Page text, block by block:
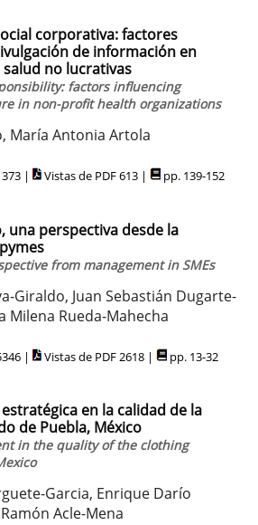
corporativa: factores
de información en
no lucrativas
factors influencing
in non-profit health organizations
María Antonia Artola
| Vistas de PDF 613 | pp. 139-152
una perspectiva desde la
from management in SMEs
Giraldo, Juan Sebastián Dugarte-
Milena Rueda-Mahecha
| Vistas de PDF 2618 | pp. 13-32
en la calidad de la
de Puebla, México
in the quality of the clothing
Garcia, Enrique Darío
Acle-Mena